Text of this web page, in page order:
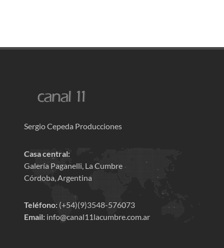
Sergio Cepeda Producciones
Casa central:
Galería Paganelli, La Cumbre
Córdoba, Argentina
Teléfono: (+54)(9)3548-576073
Email: info@canal11lacumbre.com.ar